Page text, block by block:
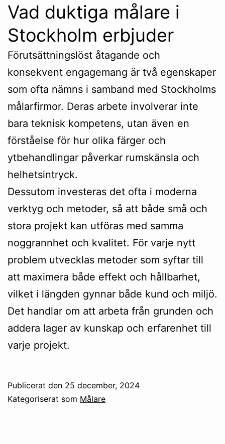
Vad duktiga målare i
Stockholm erbjuder
Förutsättningslöst åtagande och
konsekvent engagemang är två egenskaper
som ofta nämns i samband med Stockholms
målarfirmor. Deras arbete involverar inte
bara teknisk kompetens, utan även en
förståelse för hur olika färger och
ytbehandlingar påverkar rumskänsla och
helhetsintryck.
Dessutom investeras det ofta i moderna
verktyg och metoder, så att både små och
stora projekt kan utföras med samma
noggrannhet och kvalitet. För varje nytt
problem utvecklas metoder som syftar till
att maximera både effekt och hållbarhet,
vilket i längden gynnar både kund och miljö.
Det handlar om att arbeta från grunden och
addera lager av kunskap och erfarenhet till
varje projekt.
Publicerat den 25 december, 2024
Kategoriserat som Målare